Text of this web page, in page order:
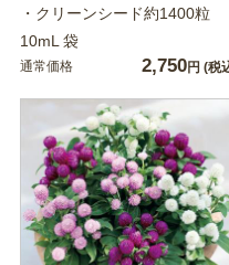
・クリーンシード約1400粒
10mL 袋
通常価格 2,750円 (税